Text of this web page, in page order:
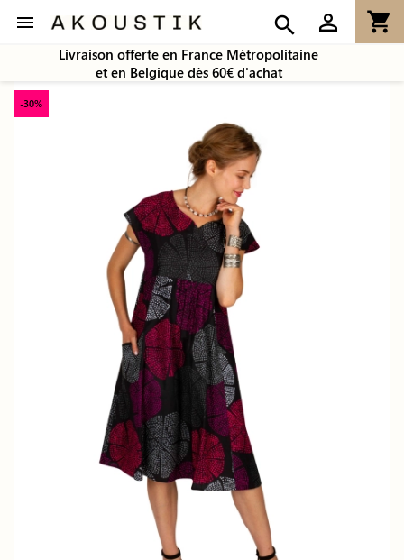
 shopping_cart
person_outline
search
Livraison offerte en France Métropolitaine
et en Belgique dès 60€ d'achat
-30%